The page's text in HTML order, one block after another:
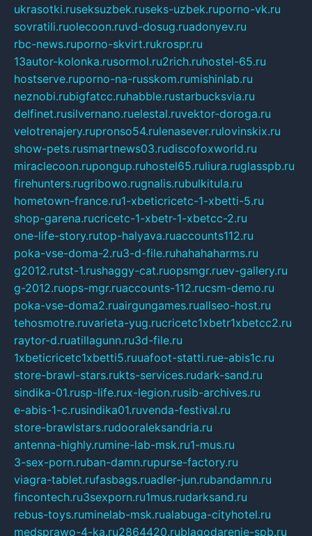
ukrasotki.ruseksuzbek.ruseks-uzbek.ruporno-vk.ru
sovratili.ruolecoon.ruvd-dosug.ruadonyev.ru
rbc-news.ruporno-skvirt.rukrospr.ru
13autor-kolonka.rusormol.ru2rich.ruhostel-65.ru
hostserve.ruporno-na-russkom.rumishinlab.ru
neznobi.rubigfatcc.ruhabble.rustarbucksvia.ru
delfinet.rusilvernano.ruelestal.ruvektor-doroga.ru
velotrenajery.rupronso54.rulenasever.rulovinskix.ru
show-pets.rusmartnews03.rudiscofoxworld.ru
miraclecoon.rupongup.ruhostel65.ruliura.ruglasspb.ru
firehunters.rugribowo.rugnalis.rubulkitula.ru
hometown-france.ru1-xbeticricetc-1-xbetti-5.ru
shop-garena.rucricetc-1-xbetr-1-xbetcc-2.ru
one-life-story.rutop-halyava.ruaccounts112.ru
poka-vse-doma-2.ru3-d-file.ruhahahaharms.ru
g2012.rutst-1.rushaggy-cat.ruopsmgr.ruev-gallery.ru
g-2012.ruops-mgr.ruaccounts-112.rucsm-demo.ru
poka-vse-doma2.ruairgungames.ruallseo-host.ru
tehosmotre.ruvarieta-yug.rucricetc1xbetr1xbetcc2.ru
raytor-d.ruatillagunn.ru3d-file.ru
1xbeticricetc1xbetti5.ruuafoot-statti.rue-abis1c.ru
store-brawl-stars.rukts-services.rudark-sand.ru
sindika-01.rusp-life.rux-legion.rusib-archives.ru
e-abis-1-c.rusindika01.ruvenda-festival.ru
store-brawlstars.rudooraleksandria.ru
antenna-highly.rumine-lab-msk.ru1-mus.ru
3-sex-porn.ruban-damn.rupurse-factory.ru
viagra-tablet.rufasbags.ruadler-jun.rubandamn.ru
fincontech.ru3sexporn.ru1mus.rudarksand.ru
rebus-toys.ruminelab-msk.rualabuga-cityhotel.ru
medsprawo-4-ka.ru2864420.rublagodarenie-spb.ru